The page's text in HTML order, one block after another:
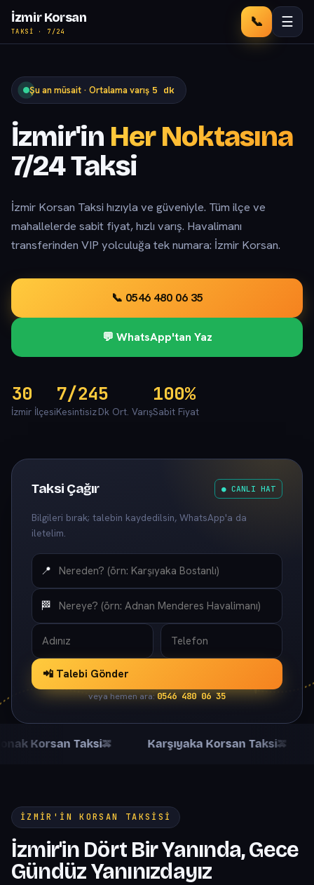
İzmir Korsan
TAKSI · 7/24
📞 ☰
Şu an müsait · Ortalama varış 5 dk
İzmir'in Her Noktasına
7/24 Taksi
İzmir Korsan Taksi hızıyla ve güveniyle. Tüm ilçe ve
mahallelerde sabit fiyat, hızlı varış. Havalimanı
transferinden VIP yolculuğa tek numara: İzmir Korsan.
📞 0546 480 06 35
💬 WhatsApp'tan Yaz
30
İzmir İlçesi
7/24
Kesintisiz
5
Dk Ort. Varış
100%
Sabit Fiyat
Taksi Çağır ● CANLI HAT
Bilgileri bırak; talebin kaydedilsin, WhatsApp'a da
iletelim.
📍
🏁
📲 Talebi Gönder
veya hemen ara:0546 480 06 35
Korsan Taksi Karşıyaka Korsan Taksi
İZMIR'IN KORSAN TAKSISI
İzmir'in Dört Bir Yanında, Gece
Gündüz Yanınızdayız